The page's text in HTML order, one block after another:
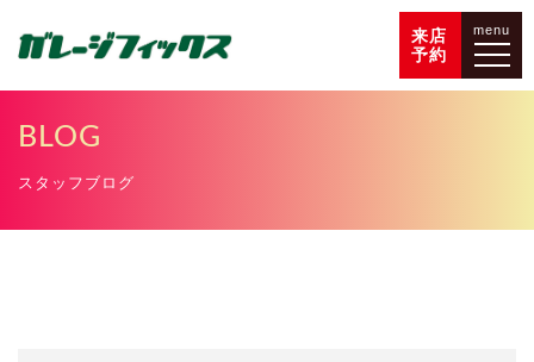
来店
予約
menu
BLOG
スタッフブログ